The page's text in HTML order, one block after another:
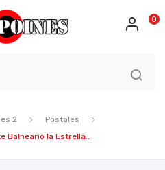
0
2
Postales
Balneario la Estrella..